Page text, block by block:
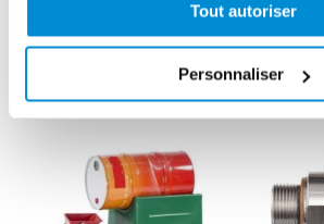
Tout autoriser
Personnaliser
CES PRODUITS
INTERESSER